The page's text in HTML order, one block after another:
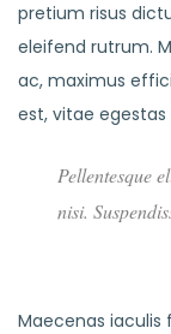
pretium risus
eleifend rutrum.
ac, maximus
est, vitae
Pellentesque
nisi.
Maecenas iaculis